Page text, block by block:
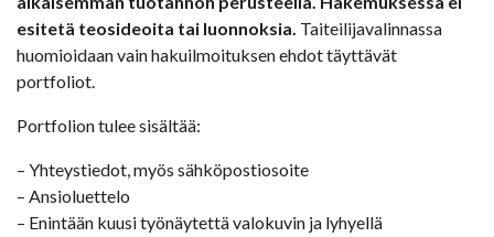
esitetä teosideoita tai luonnoksia. Taiteilijavalinnassa
huomioidaan vain hakuilmoituksen ehdot täyttävät
portfoliot.
Portfolion tulee sisältää:
– Yhteystiedot, myös sähköpostiosoite
– Ansioluettelo
– Enintään kuusi työnäytettä valokuvin ja lyhyellä